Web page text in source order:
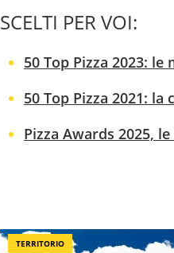
SCELTI PER VOI:
50 Top Pizza 2023:
50 Top Pizza 2021:
Pizza Awards 2025,
TERRITORIO